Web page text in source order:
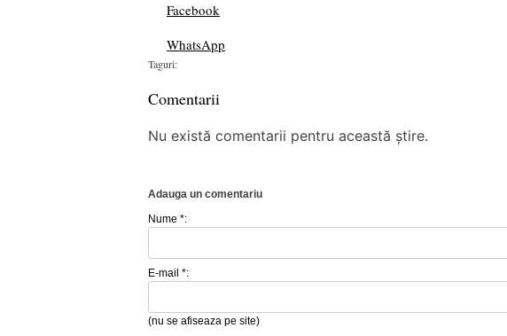
Facebook
WhatsApp
Taguri:
Comentarii
Nu există comentarii pentru această știre.
Adauga un comentariu
Nume *:
E-mail *:
(nu se afiseaza pe site)